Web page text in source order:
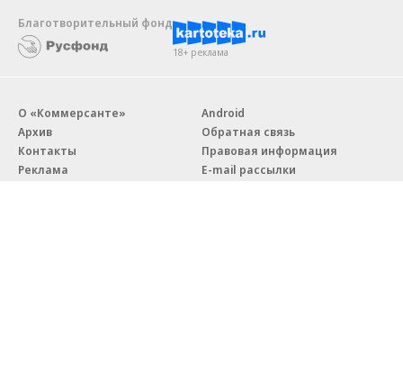
Благотворительный фонд
18+ реклама
О «Коммерсанте»
Архив
Контакты
Реклама
Android
Обратная связь
Правовая информация
E-mail рассылки